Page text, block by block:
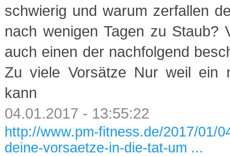
schwierig und warum zerfallen
nach wenigen Tagen zu Staub?
auch einen der nachfolgend
Zu viele Vorsätze Nur weil ein
kann
04.01.2017 - 13:55:22
http://www.pm-fitness.de/2017/01/
deine-vorsaetze-in-die-tat-um ...